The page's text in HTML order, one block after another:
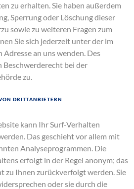
zu erhalten. Sie haben außerdem
Sperrung oder Löschung dieser
sowie zu weiteren Fragen zum
Sie sich jederzeit unter der im
Adresse an uns wenden. Des
bei der
zu.
Drittanbietern
kann Ihr Surf-Verhalten
Das geschieht vor allem mit
Analyseprogrammen. Die
erfolgt in der Regel anonym; das
zu Ihnen zurückverfolgt werden. Sie
oder sie durch die